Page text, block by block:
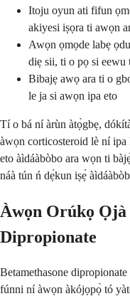
Itoju oyun ati fifun
akiyesi iṣọra ti awọn
Awọn ọmọde labẹ
diẹ sii, ti o pọ si eewu
Bibajẹ awọ ara ti o
le ja si awọn ipa eto
Tí o bá ní àrùn àtọ̀gbẹ,
àwọn corticosteroid lè ní
eto àìdáàbòbo ara wọn ti
náà tún ń dẹ́kun iṣẹ́
Àwọn Orúkọ Ọjà
Dipropionate
Betamethasone
fúnni ní àwọn àkójọpọ̀ tó